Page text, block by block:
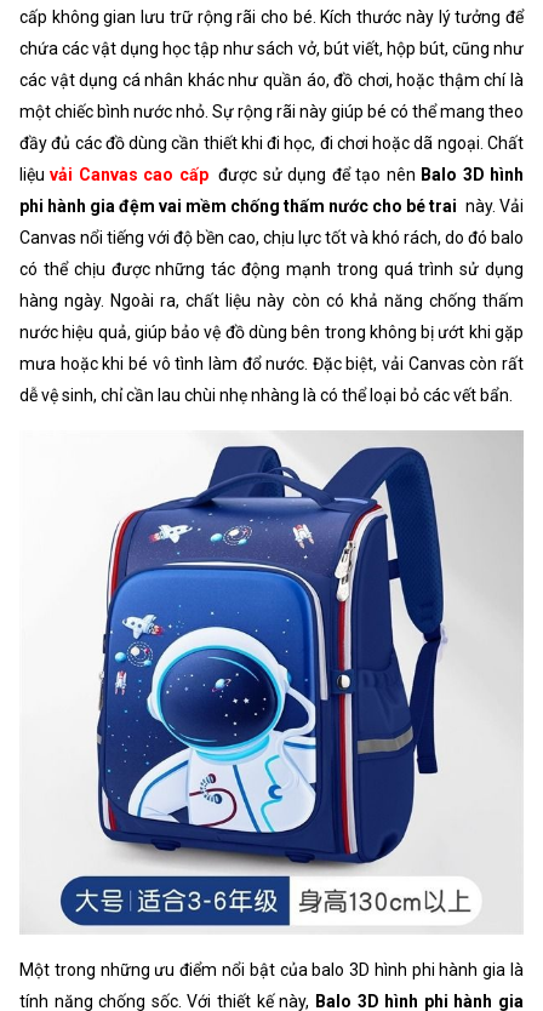
cấp không gian lưu trữ rộng rãi cho bé. Kích thước này lý tưởng để
chứa các vật dụng học tập như sách vở, bút viết, hộp bút, cũng như
các vật dụng cá nhân khác như quần áo, đồ chơi, hoặc thậm chí là
một chiếc bình nước nhỏ. Sự rộng rãi này giúp bé có thể mang theo
đầy đủ các đồ dùng cần thiết khi đi học, đi chơi hoặc dã ngoại. Chất
liệuvải Canvas cao cấp được sử dụng để tạo nên Balo 3D hình
phi hành gia đệm vai mềm chống thấm nước cho bé trai này. Vải
Canvas nổi tiếng với độ bền cao, chịu lực tốt và khó rách, do đó balo
có thể chịu được những tác động mạnh trong quá trình sử dụng
hàng ngày. Ngoài ra, chất liệu này còn có khả năng chống thấm
nước hiệu quả, giúp bảo vệ đồ dùng bên trong không bị ướt khi gặp
mưa hoặc khi bé vô tình làm đổ nước. Đặc biệt, vải Canvas còn rất
dễ vệ sinh, chỉ cần lau chùi nhẹ nhàng là có thể loại bỏ các vết bẩn.
Một trong những ưu điểm nổi bật của balo 3D hình phi hành gia là
tính năng chống sốc. Với thiết kế này, Balo 3D hình phi hành gia